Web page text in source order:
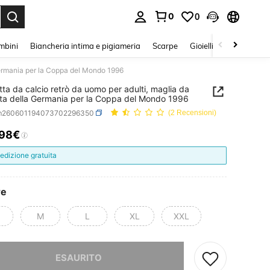
0 0
Biancheria intima e pigiameria Scarpe Gioielli E Accessori
per la Coppa del Mondo 1996
da calcio retrò da uomo per adulti, maglia da
della Germania per la Coppa del Mondo 1996
(2 Recensioni)
AND AVAILABILITY
gratuita
M L XL XXL
ESAURITO